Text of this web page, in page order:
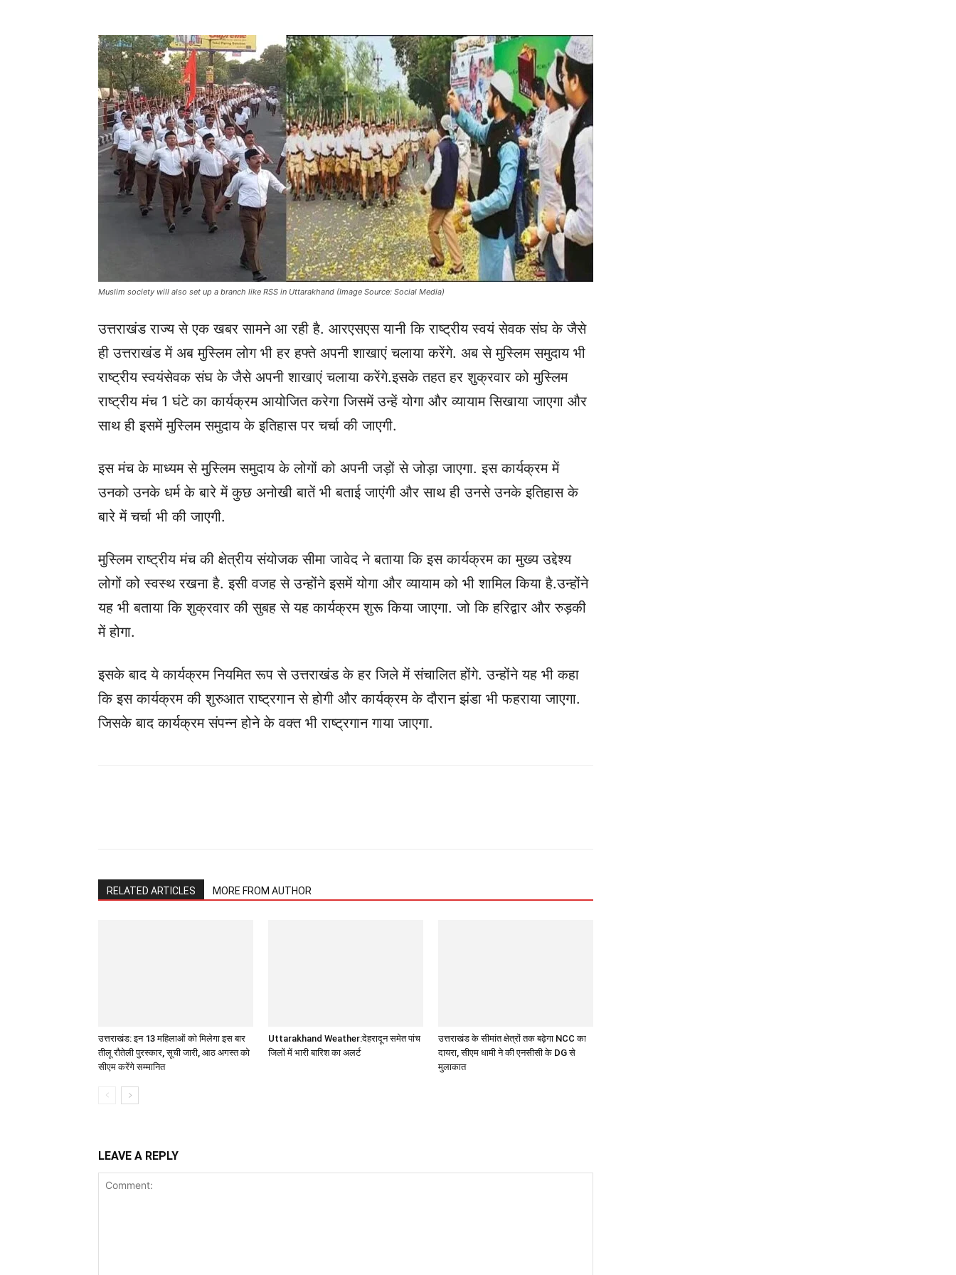
Muslim society will also set up a branch like RSS in Uttarakhand (Image Source: Social Media)
उत्तराखंड राज्य से एक खबर सामने आ रही है. आरएसएस यानी कि राष्ट्रीय स्वयं सेवक संघ के जैसे
ही उत्तराखंड में अब मुस्लिम लोग भी हर हफ्ते अपनी शाखाएं चलाया करेंगे. अब से मुस्लिम समुदाय भी
राष्ट्रीय स्वयंसेवक संघ के जैसे अपनी शाखाएं चलाया करेंगे.इसके तहत हर शुक्रवार को मुस्लिम
राष्ट्रीय मंच 1 घंटे का कार्यक्रम आयोजित करेगा जिसमें उन्हें योगा और व्यायाम सिखाया जाएगा और
साथ ही इसमें मुस्लिम समुदाय के इतिहास पर चर्चा की जाएगी.
इस मंच के माध्यम से मुस्लिम समुदाय के लोगों को अपनी जड़ों से जोड़ा जाएगा.इस कार्यक्रम में
उनको उनके धर्म के बारे में कुछ अनोखी बातें भी बताई जाएंगी और साथ ही उनसे उनके इतिहास के
बारे में चर्चा भी की जाएगी.
मुस्लिम राष्ट्रीय मंच की क्षेत्रीय संयोजक सीमा जावेद ने बताया कि इस कार्यक्रम का मुख्य उद्देश्य
लोगों को स्वस्थ रखना है. इसी वजह से उन्होंने इसमें योगा और व्यायाम को भी शामिल किया है.उन्होंने
यह भी बताया कि शुक्रवार की सुबह से यह कार्यक्रम शुरू किया जाएगा. जो कि हरिद्वार और रुड़की
में होगा.
इसके बाद ये कार्यक्रम नियमित रूप से उत्तराखंड के हर जिले में संचालित होंगे. उन्होंने यह भी कहा
कि इस कार्यक्रम की शुरुआत राष्ट्रगान से होगी और कार्यक्रम के दौरान झंडा भी फहराया जाएगा.
जिसके बाद कार्यक्रम संपन्न होने के वक्त भी राष्ट्रगान गाया जाएगा.
RELATED ARTICLES MORE FROM AUTHOR
उत्तराखंड: इन 13 महिलाओं को मिलेगा इस बार
तीलू रौतेली पुरस्कार, सूची जारी, आठ अगस्त को
सीएम करेंगे सम्मानित
Uttarakhand Weather:देहरादून समेत पांच
जिलों में भारी बारिश का अलर्ट
उत्तराखंड के सीमांत क्षेत्रों तक बढ़ेगा NCC का
दायरा, सीएम धामी ने की एनसीसी के DG से
मुलाकात
LEAVE A REPLY